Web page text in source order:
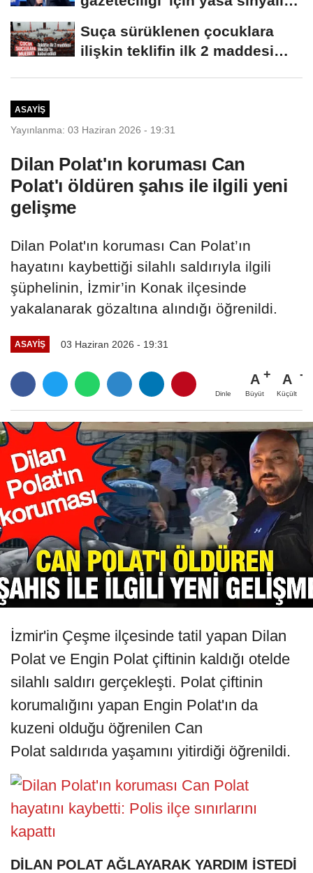
Suça sürüklenen çocuklara
ilişkin teklifin ilk 2 maddesi
ASAYIŞ
Yayınlanma: 03 Haziran 2026 - 19:31
Dilan Polat'ın koruması Can
Polat'ı öldüren şahıs ile ilgili yeni
gelişme
Dilan Polat'ın koruması Can Polat’ın
hayatını kaybettiği silahlı saldırıyla ilgili
şüphelinin, İzmir’in Konak ilçesinde
yakalanarak gözaltına alındığı öğrenildi.
ASAYIŞ 03 Haziran 2026 - 19:31
Dinle
A
Büyüt
A
Küçült
İzmir'in Çeşme ilçesinde tatil yapan Dilan
Polat ve Engin Polat çiftinin kaldığı otelde
silahlı saldırı gerçekleşti. Polat çiftinin
korumalığını yapan Engin Polat'ın da
kuzeni olduğu öğrenilen Can
Polat saldırıda yaşamını yitirdiği öğrenildi.
DİLAN POLAT AĞLAYARAK YARDIM İSTEDİ